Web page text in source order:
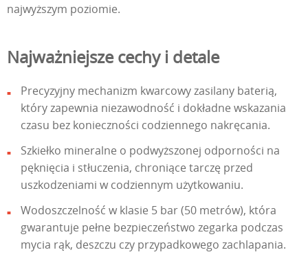
najwyższym poziomie.
Najważniejsze cechy i detale
Precyzyjny mechanizm kwarcowy zasilany baterią,
który zapewnia niezawodność i dokładne wskazania
czasu bez konieczności codziennego nakręcania.
Szkiełko mineralne o podwyższonej odporności na
pęknięcia i stłuczenia, chroniące tarczę przed
uszkodzeniami w codziennym użytkowaniu.
Wodoszczelność w klasie 5 bar (50 metrów), która
gwarantuje pełne bezpieczeństwo zegarka podczas
mycia rąk, deszczu czy przypadkowego zachlapania.